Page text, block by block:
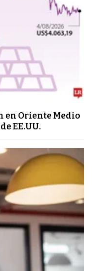
en Oriente Medio
EE.UU.